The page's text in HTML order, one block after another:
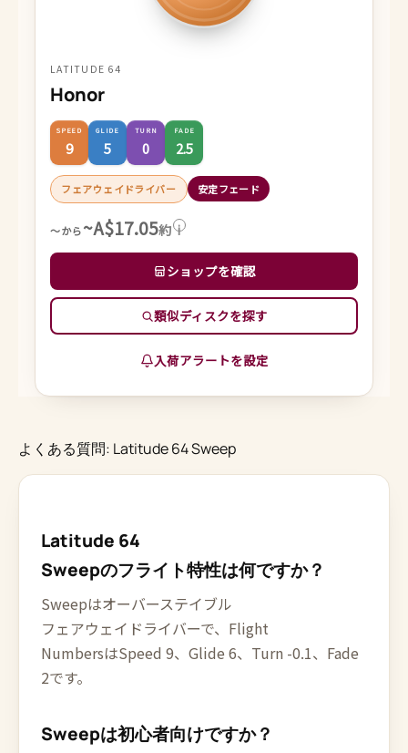
LATITUDE 64
Honor
SPEED
9
GLIDE
5
TURN
0
FADE
2.5
フェアウェイドライバー 安定フェード
～から~A$17.05約 i
ショップを確認
類似ディスクを探す
入荷アラートを設定
よくある質問: Latitude 64 Sweep
Latitude 64
Sweepのフライト特性は何ですか？
Sweepはオーバーステイブル
フェアウェイドライバーで、Flight
NumbersはSpeed 9、Glide 6、Turn -0.1、Fade
2です。
Sweepは初心者向けですか？